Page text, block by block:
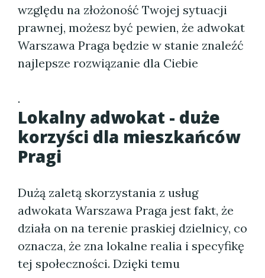
względu na złożoność Twojej sytuacji
prawnej, możesz być pewien, że adwokat
Warszawa Praga będzie w stanie znaleźć
najlepsze rozwiązanie dla Ciebie
.
Lokalny adwokat - duże
korzyści dla mieszkańców
Pragi
Dużą zaletą skorzystania z usług
adwokata Warszawa Praga jest fakt, że
działa on na terenie praskiej dzielnicy, co
oznacza, że zna lokalne realia i specyfikę
tej społeczności. Dzięki temu